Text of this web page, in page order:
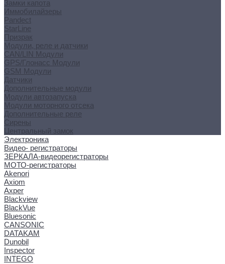
Замки капота
Иммобилайзеры
Pandect
StarLine
Призрак
Модули, реле и датчики
CAN/LIN Модули
GPS/Глонасс Модули
GSM Модули
Датчики
Дополнительные модули
Модули автозапуска
Модули моторного отсека
Дополнительные реле
Сирены
Центральный замок
Электроника
Видео- регистраторы
ЗЕРКАЛА-видеорегистраторы
МОТО-регистраторы
Akenori
Axiom
Axper
Blackview
BlackVue
Bluesonic
CANSONIC
DATAKAM
Dunobil
Inspector
INTEGO